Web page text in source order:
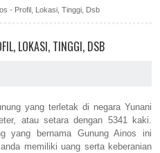
- Profil, Lokasi, Tinggi, Dsb
LOKASI, TINGGI, DSB
yang terletak di negara Yunani
atau setara dengan 5341 kaki.
yang bernama Gunung Ainos ini
memiliki uang serta keberanian